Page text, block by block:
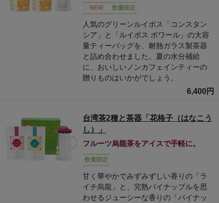
NEW 数量限定
人気のグリーンルイボス「コンスタン
シア」と「ルイボス ポワール」の大容
量ティーバッグを、耐熱ガラス製茶器
と詰め合わせました。夏の水分補給
に、おいしいノンカフェインティーの
贈りものはいかがでしょう。
6,400円
台湾茶2種と茶器「花格子（はなこう
し）」
フルーツ烏龍茶をアイスで手軽に。
数量限定
甘く華やかでみずみずしい香りの「ラ
イチ烏龍」と、完熟パイナップルを思
わせるジューシーな香りの「パイナッ